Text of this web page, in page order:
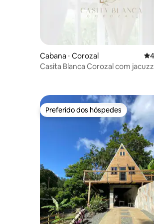
Cabana ⋅ Corozal
Casita Blanca Corozal com
Preferido dos hóspedes
Preferido dos hóspedes